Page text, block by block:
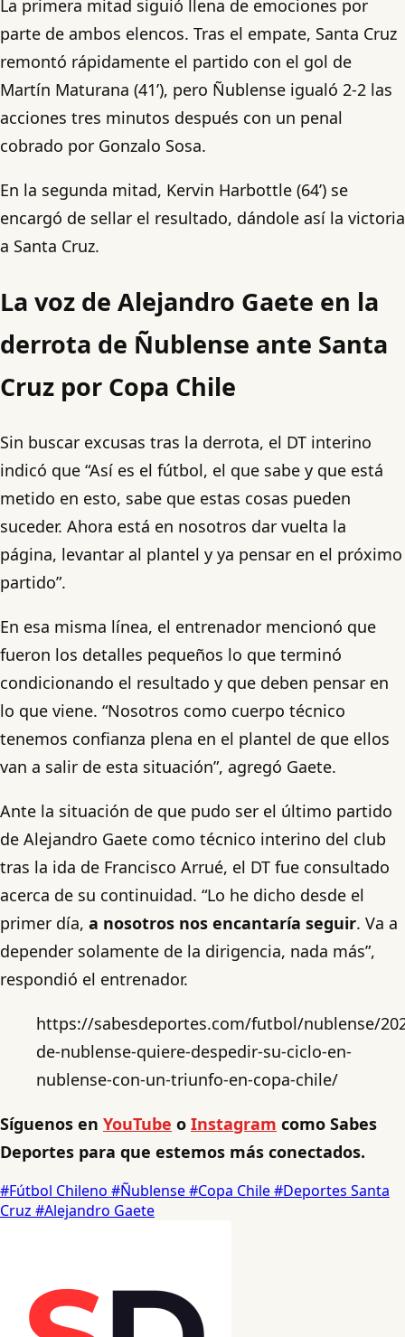
La primera mitad siguió llena de emociones por
parte de ambos elencos. Tras el empate, Santa Cruz
remontó rápidamente el partido con el gol de
Martín Maturana (41’), pero Ñublense igualó 2-2 las
acciones tres minutos después con un penal
cobrado por Gonzalo Sosa.
En la segunda mitad, Kervin Harbottle (64’) se
encargó de sellar el resultado, dándole así la victoria
a Santa Cruz.
La voz de Alejandro Gaete en la
derrota de Ñublense ante Santa
Cruz por Copa Chile
Sin buscar excusas tras la derrota, el DT interino
indicó que “Así es el fútbol, el que sabe y que está
metido en esto, sabe que estas cosas pueden
suceder. Ahora está en nosotros dar vuelta la
página, levantar al plantel y ya pensar en el próximo
partido”.
En esa misma línea, el entrenador mencionó que
fueron los detalles pequeños lo que terminó
condicionando el resultado y que deben pensar en
lo que viene. “Nosotros como cuerpo técnico
tenemos confianza plena en el plantel de que ellos
van a salir de esta situación”, agregó Gaete.
Ante la situación de que pudo ser el último partido
de Alejandro Gaete como técnico interino del club
tras la ida de Francisco Arrué, el DT fue consultado
acerca de su continuidad. “Lo he dicho desde el
primer día, a nosotros nos encantaría seguir. Va a
depender solamente de la dirigencia, nada más”,
respondió el entrenador.
https://sabesdeportes.com/futbol/nublense/
de-nublense-quiere-despedir-su-ciclo-en-
nublense-con-un-triunfo-en-copa-chile/
Síguenos en YouTube o Instagram como Sabes
Deportes para que estemos más conectados.
#Fútbol Chileno #Ñublense#Copa Chile#Deportes Santa
Cruz #Alejandro Gaete